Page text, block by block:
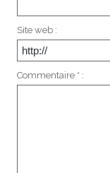
Site web :
Commentaire * :